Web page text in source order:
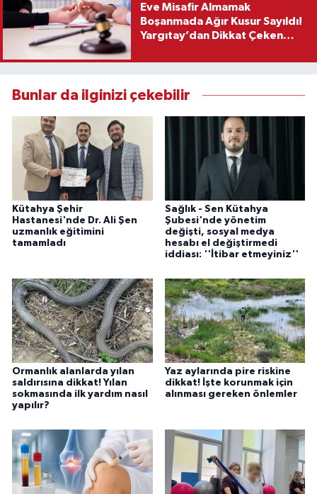
Eve Misafir Almamak
Boşanmada Ağır Kusur Sayıldı!
Yargıtay’dan Dikkat Çeken
Bunlar da ilginizi çekebilir
Kütahya Şehir
Hastanesi'nde Dr. Ali Şen
uzmanlık eğitimini
tamamladı
Sağlık - Sen Kütahya
Şubesi'nde yönetim
değişti, sosyal medya
hesabı el değiştirmedi
iddiası: ''İtibar etmeyiniz''
Ormanlık alanlarda yılan
saldırısına dikkat! Yılan
sokmasında ilk yardım nasıl
yapılır?
Yaz aylarında pire riskine
dikkat! İşte korunmak için
alınması gereken önlemler